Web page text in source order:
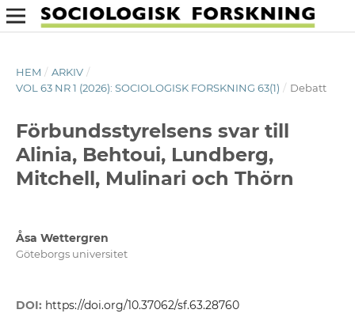
HEM / ARKIV /
VOL 63 NR 1 (2026): SOCIOLOGISK FORSKNING 63(1) / Debatt
Förbundsstyrelsens svar till
Alinia, Behtoui, Lundberg,
Mitchell, Mulinari och Thörn
Åsa Wettergren
Göteborgs universitet
DOI: https://doi.org/10.37062/sf.63.28760